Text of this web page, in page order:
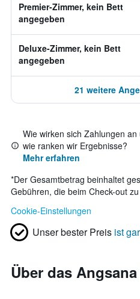
Premier-Zimmer, kein Bett
angegeben
Deluxe-Zimmer, kein Bett
angegeben
21 weitere
Wie wirken sich Zahlungen
wie ranken wir Ergebnisse?
Mehr erfahren
*Der Gesamtbetrag beinhaltet
Gebühren, die beim Check-out
Cookie-Einstellungen
Unser bester Preis ist
Über das